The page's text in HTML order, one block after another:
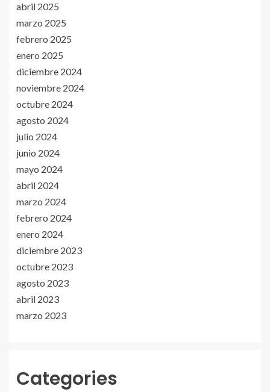
abril 2025
marzo 2025
febrero 2025
enero 2025
diciembre 2024
noviembre 2024
octubre 2024
agosto 2024
julio 2024
junio 2024
mayo 2024
abril 2024
marzo 2024
febrero 2024
enero 2024
diciembre 2023
octubre 2023
agosto 2023
abril 2023
marzo 2023
Categories